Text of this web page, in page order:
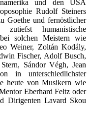
und den USA
Rudolf Steiners
Goethe und fernöstlicher
humanistische
solchen Meistern wie
Weiner, Zoltán Kodály,
Fischer, Adolf Busch,
Sándor Végh, Jean
in unterschiedlichster
heute von Musikern wie
Eberhard Feltz oder
Dirigenten Lavard Skou